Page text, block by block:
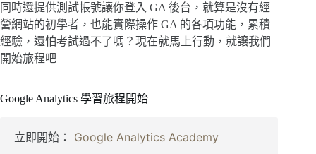
同時還提供測試帳號讓你登入 GA 後台，就算是沒有經
營網站的初學者，也能實際操作 GA 的各項功能，累積
經驗，還怕考試過不了嗎？現在就馬上行動，就讓我們
開始旅程吧
Google Analytics 學習旅程開始
立即開始： Google Analytics Academy